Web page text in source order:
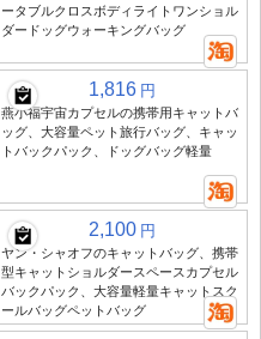
ータブルクロスボディライトワンショル
ダードッグウォーキングバッグ
1,816 円
燕小福宇宙カプセルの携帯用キャットバ
ッグ、大容量ペット旅行バッグ、キャッ
トバックパック、ドッグバッグ軽量
2,100 円
ヤン・シャオフのキャットバッグ、携帯
型キャットショルダースペースカプセル
バックパック、大容量軽量キャットスク
ールバッグペットバッグ